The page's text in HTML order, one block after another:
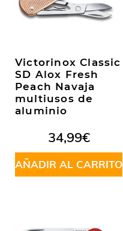
Victorinox Classic
SD Alox Fresh
Peach Navaja
multiusos de
aluminio
34,99€
AÑADIR AL CARRITO